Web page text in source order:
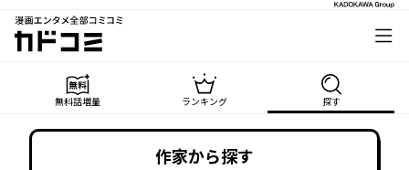
漫画エンタメ全部コミコミ
カドコミ
無料話増量 ランキング 探す
作家から探す